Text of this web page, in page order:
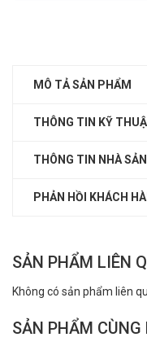
MÔ TẢ SẢN PHẨM
THÔNG TIN KỸ
THÔNG TIN NHÀ
PHẢN HỒI KHÁCH
SẢN PHẨM LIÊN
Không có sản phẩm liên
SẢN PHẨM CÙNG